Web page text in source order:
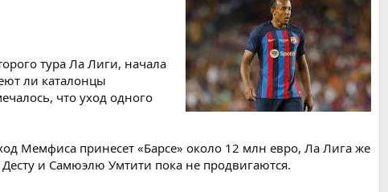
тура Ла Лиги, начала
ли каталонцы
что уход одного
Мемфиса принесет «Барсе» около 12 млн евро, Ла Лига же
и Самюэлю Умтити пока не продвигаются.